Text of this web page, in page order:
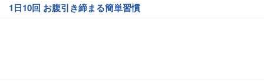
1日10回 お腹引き締まる簡単習慣